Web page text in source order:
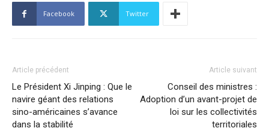
Facebook Twitter
Article précédent
Le Président Xi Jinping : Que le
navire géant des relations
sino-américaines s’avance
dans la stabilité
Article suivant
Conseil des ministres :
Adoption d’un avant-projet de
loi sur les collectivités
territoriales